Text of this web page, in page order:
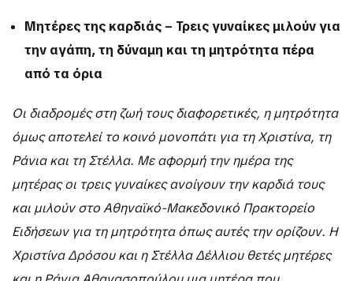
Μητέρες της καρδιάς – Τρεις γυναίκες μιλούν για
την αγάπη, τη δύναμη και τη μητρότητα πέρα
από τα όρια
Οι διαδρομές στη ζωή τους διαφορετικές, η μητρότητα
όμως αποτελεί το κοινό μονοπάτι για τη Χριστίνα, τη
Ράνια και τη Στέλλα. Με αφορμή την ημέρα της
μητέρας οι τρεις γυναίκες ανοίγουν την καρδιά τους
και μιλούν στο Αθηναϊκό-Μακεδονικό Πρακτορείο
Ειδήσεων για τη μητρότητα όπως αυτές την ορίζουν. Η
Χριστίνα Δρόσου και η Στέλλα Δέλλιου θετές μητέρες